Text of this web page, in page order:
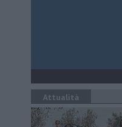
Attualità